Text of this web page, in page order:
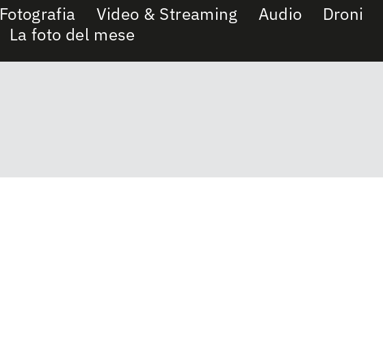
Fotografia Video & Streaming Audio Droni
La foto del mese